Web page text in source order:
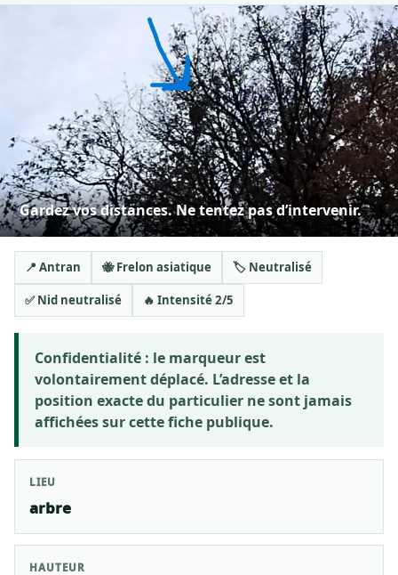
Gardez vos distances. Ne tentez pas d’intervenir.
📍 Antran 🐝 Frelon asiatique 🏷️ Neutralisé
✅ Nid neutralisé 🔥 Intensité 2/5
Confidentialité : le marqueur est
volontairement déplacé. L’adresse et la
position exacte du particulier ne sont jamais
affichées sur cette fiche publique.
LIEU
arbre
HAUTEUR